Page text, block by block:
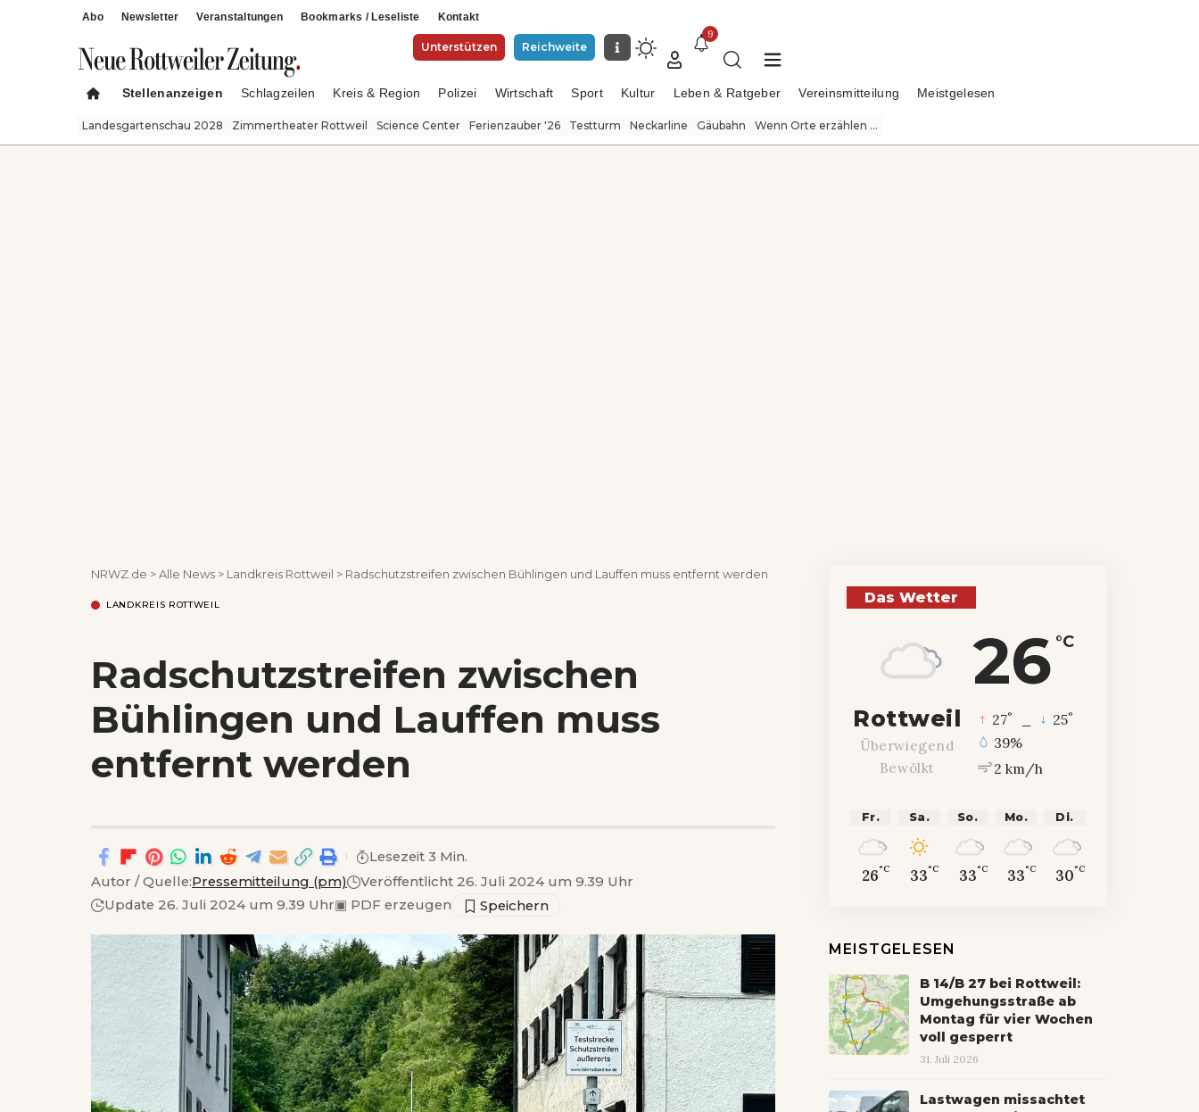
Abo Newsletter Veranstaltungen Bookmarks / Leseliste Kontakt
Unterstützen Reichweite
9
Stellenanzeigen Schlagzeilen Kreis & Region Polizei Wirtschaft Sport Kultur Leben & Ratgeber Vereinsmitteilung Meistgelesen
Landesgartenschau 2028 Zimmertheater Rottweil Science Center Ferienzauber '26 Testturm Neckarline Gäubahn Wenn Orte erzählen ...
NRWZ.de >Alle News > Landkreis Rottweil > Radschutzstreifen zwischen Bühlingen und Lauffen muss entfernt werden
LANDKREIS ROTTWEIL
Radschutzstreifen zwischen
Bühlingen und Lauffen muss
entfernt werden
Autor / Quelle:Pressemitteilung (pm)
Veröffentlicht 26. Juli 2024 um 9.39 Uhr
Update 26. Juli 2024 um 9.39 Uhr▣ PDF erzeugen
Lesezeit 3 Min.
Das Wetter
26 °C
Rottweil
Überwiegend
Bewölkt
27° 25°
39%
2 km/h
Fr.
26°C
Sa.
33°C
So.
33°C
Mo.
33°C
Di.
30°C
MEISTGELESEN
B 14/B 27 bei Rottweil:
Umgehungsstraße ab
Montag für vier Wochen
voll gesperrt
31. Juli 2026
Lastwagen missachtet